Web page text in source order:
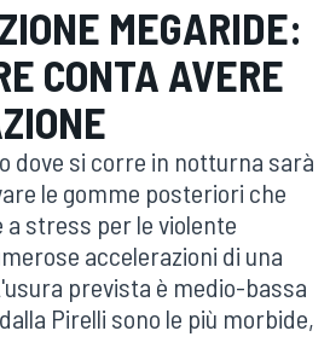
MEGARIDE:
CONTA AVERE
dove si corre in notturna sarà
le gomme posteriori che
stress per le violente
accelerazioni di una
prevista è medio-bassa
Pirelli sono le più morbide,